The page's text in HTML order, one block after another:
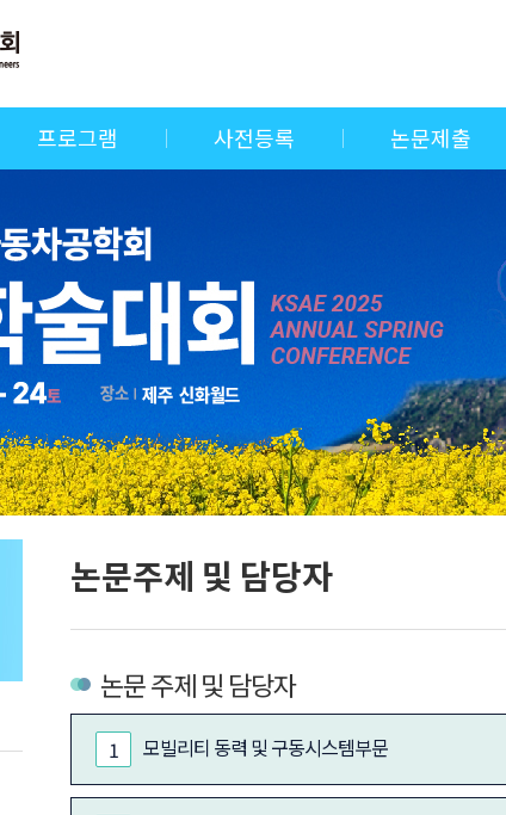
프로그램 사전등록 논문제출
논문주제 및 담당자
논문 주제 및 담당자
1 모빌리티 동력 및 구동시스템부문